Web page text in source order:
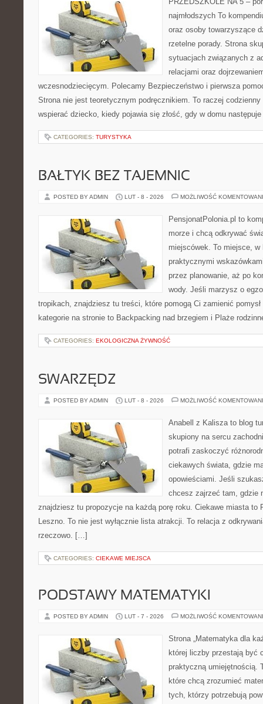
najmłodszych To
oraz osoby towarzyszące
rzetelne porady. Strona
sytuacjach związanych z
relacjami oraz
wczesnodziecięcym. Polecamy Bezpieczeństwo i pierwsza
Strona nie jest teoretycznym podręcznikiem. To raczej
wspierać dziecko, kiedy pojawia się złość, gdy w domu
CATEGORIES: TURYSTYKA
BAŁTYK BEZ TAJEMNIC
POSTED BY ADMIN LUT - 8 - 2026 MOŻLIWOŚĆ
PensjonatPolonia.pl to
morze i chcą odkrywać
miejscówek. To miejsce,
praktycznymi
przez planowanie, aż po
wody. Jeśli marzysz o
tropikach, znajdziesz tu treści, które pomogą Ci zamienić pomysł
kategorie na stronie to Backpacking nad brzegiem i Plaże
CATEGORIES: EKOLOGICZNA ŻYWNOŚĆ
SWARZĘDZ
POSTED BY ADMIN LUT - 8 - 2026 MOŻLIWOŚĆ
Anabell z Kalisza to blog
skupiony na sercu
potrafi zaskoczyć
ciekawych świata, gdzie
opowieściami. Jeśli
chcesz zajrzeć tam, gdzie
znajdziesz tu propozycje na każdą porę roku. Ciekawe miasta to
Leszno. To nie jest wyłącznie lista atrakcji. To relacja z
rzeczowo. […]
CATEGORIES: CIEKAWE MIEJSCA
PODSTAWY MATEMATYKI
POSTED BY ADMIN LUT - 7 - 2026 MOŻLIWOŚĆ
Strona „Matematyka dla
której liczby przestają być
praktyczną umiejętnością.
które chcą zrozumieć
tych, którzy potrzebują